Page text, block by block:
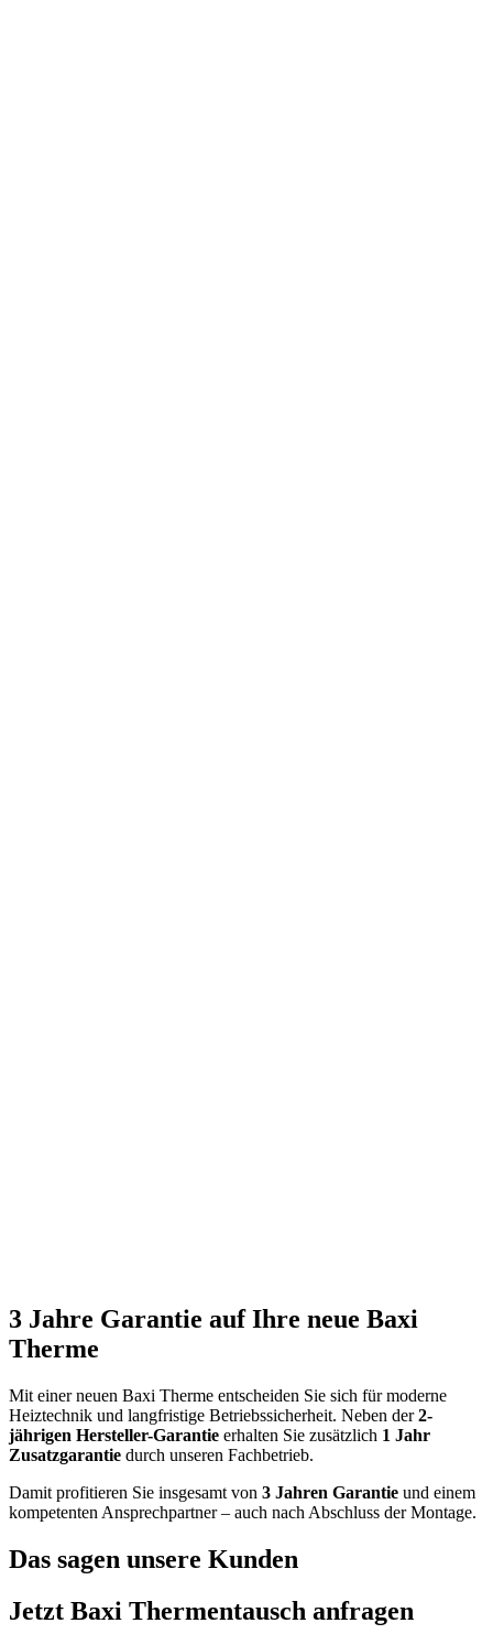
3 Jahre Garantie auf Ihre neue Baxi
Therme
Mit einer neuen Baxi Therme entscheiden Sie sich für moderne
Heiztechnik und langfristige Betriebssicherheit. Neben der2-
jährigen Hersteller-Garantie erhalten Sie zusätzlich 1 Jahr
Zusatzgarantie durch unseren Fachbetrieb.
Damit profitieren Sie insgesamt von 3 Jahren Garantie und einem
kompetenten Ansprechpartner – auch nach Abschluss der Montage.
Das sagen unsere Kunden
Jetzt Baxi Thermentausch anfragen